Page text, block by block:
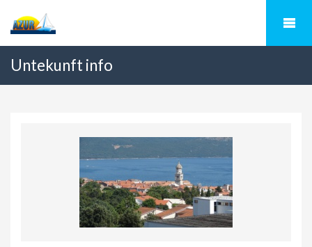
Untekunft info